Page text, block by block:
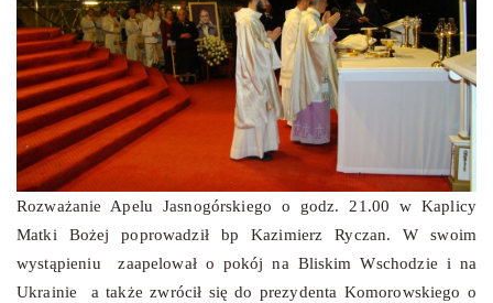
Rozważanie Apelu Jasnogórskiego o godz. 21.00 w Kaplicy
Matki Bożej poprowadził bp Kazimierz Ryczan. W swoim
wystąpieniu zaapelował o pokój na Bliskim Wschodzie i na
Ukrainie a także zwrócił się do prezydenta Komorowskiego o